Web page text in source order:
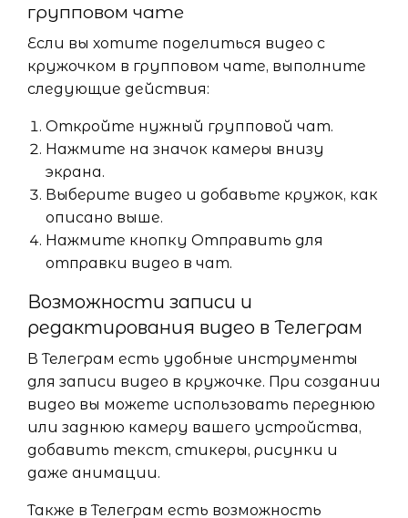
групповом чате
Если вы хотите поделиться видео с
кружочком в групповом чате, выполните
следующие действия:
Откройте нужный групповой чат.
Нажмите на значок камеры внизу
экрана.
Выберите видео и добавьте кружок, как
описано выше.
Нажмите кнопку Отправить для
отправки видео в чат.
Возможности записи и
редактирования видео в Телеграм
В Телеграм есть удобные инструменты
для записи видео в кружочке. При создании
видео вы можете использовать переднюю
или заднюю камеру вашего устройства,
добавить текст, стикеры, рисунки и
даже анимации.
Также в Телеграм есть возможность